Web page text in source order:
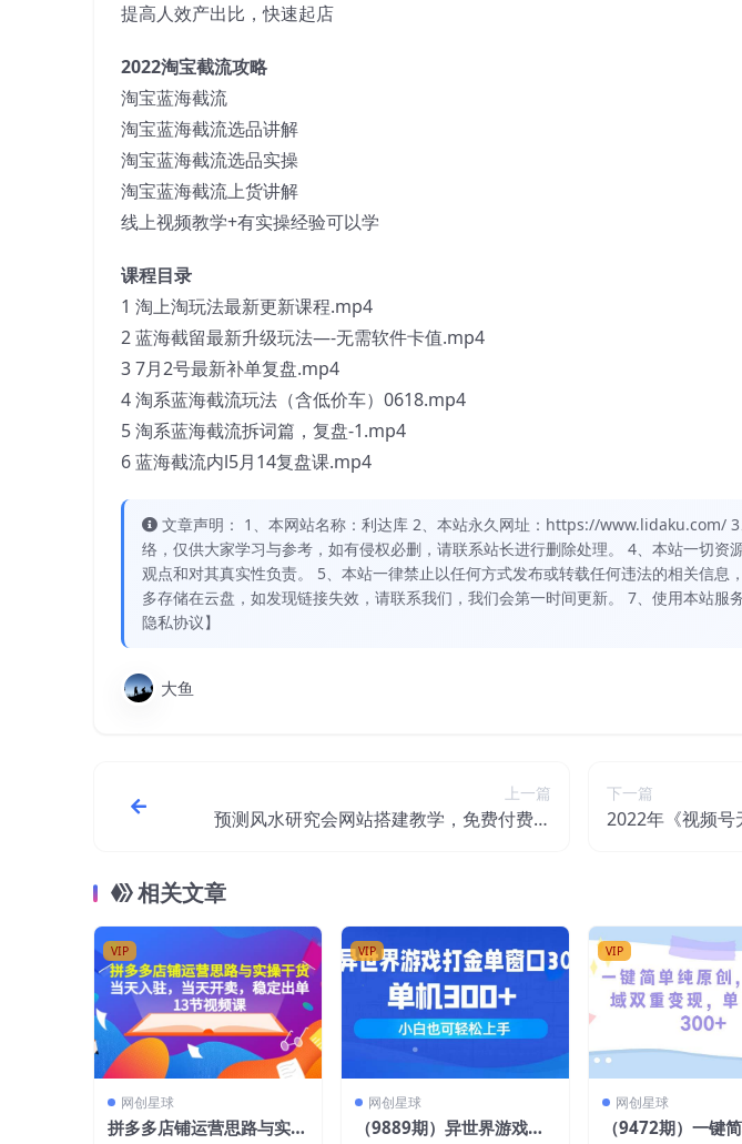
提高人效产出比，快速起店
2022淘宝截流攻略
淘宝蓝海截流
淘宝蓝海截流选品讲解
淘宝蓝海截流选品实操
淘宝蓝海截流上货讲解
线上视频教学+有实操经验可以学
课程目录
1 淘上淘玩法最新更新课程.mp4
2 蓝海截留最新升级玩法—-无需软件卡值.mp4
3 7月2号最新补单复盘.mp4
4 淘系蓝海截流玩法（含低价车）0618.mp4
5 淘系蓝海截流拆词篇，复盘-1.mp4
6 蓝海截流内l5月14复盘课.mp4
文章声明： 1、本网站名称：利达库 2、本站永久网址：https://www.lidaku.com/
络，仅供大家学习与参考，如有侵权必删，请联系站长进行删除处理。 4、本站一切资
观点和对其真实性负责。 5、本站一律禁止以任何方式发布或转载任何违法的相关信息
多存储在云盘，如发现链接失效，请联系我们，我们会第一时间更新。 7、使用本站服
隐私协议】
大鱼
上一篇
预测风水研究会网站搭建教学，免费付费皆
下一篇
2022年《视频号
相关文章
VIP
网创星球
拼多多店铺运营思路与实操
VIP
网创星球
（9889期）异世界游戏打
VIP
网创星球
（9472期）一键